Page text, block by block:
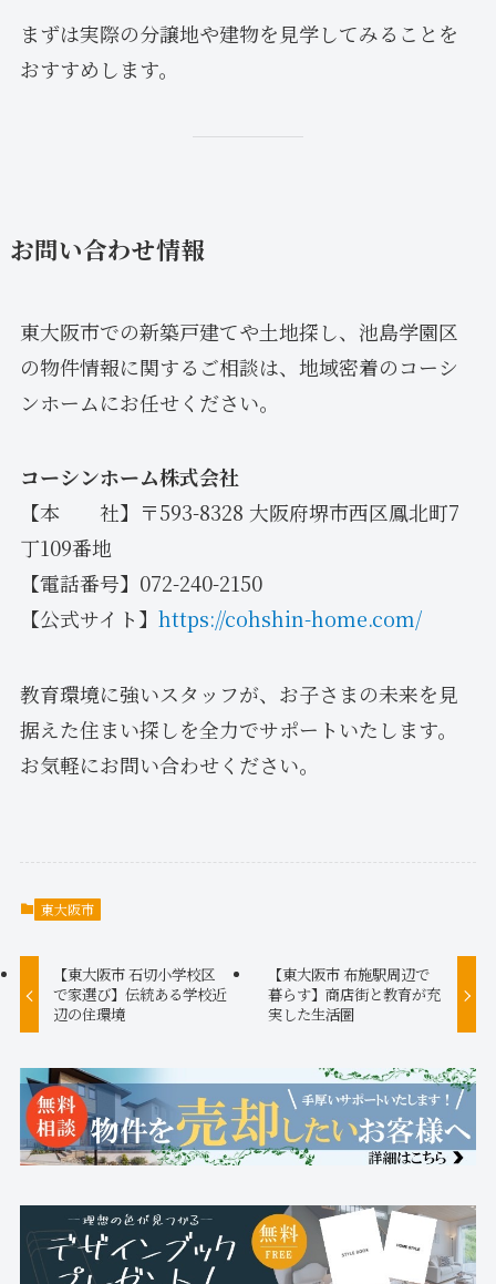
まずは実際の分譲地や建物を見学してみることを
おすすめします。
お問い合わせ情報
東大阪市での新築戸建てや土地探し、池島学園区
の物件情報に関するご相談は、地域密着のコーシ
ンホームにお任せください。
コーシンホーム株式会社
【本 社】〒593-8328 大阪府堺市西区鳳北町7
丁109番地
【電話番号】072-240-2150
【公式サイト】 https://cohshin-home.com/
教育環境に強いスタッフが、お子さまの未来を見
据えた住まい探しを全力でサポートいたします。
お気軽にお問い合わせください。
東大阪市
【東大阪市 石切小学校区
で家選び】伝統ある学校近
辺の住環境
【東大阪市 布施駅周辺で
暮らす】商店街と教育が充
実した生活圏